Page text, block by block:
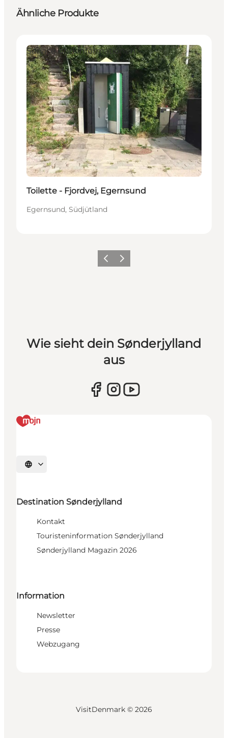
Ähnliche Produkte
Service und Informationen
Toilette - Fjordvej, Egernsund
Egernsund, Südjütland
ZurückWeiter
Wie sieht dein Sønderjylland
aus
Sprache auswählen
Destination Sønderjylland
Kontakt
Touristeninformation Sønderjylland
Sønderjylland Magazin 2026
Information
Newsletter
Presse
Webzugang
VisitDenmark © 2026